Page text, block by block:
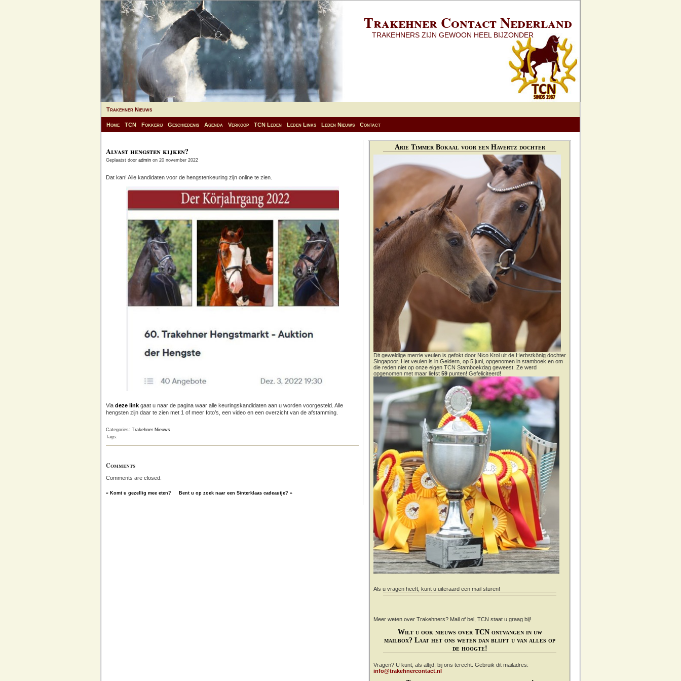
Trakehner Contact Nederland
TRAKEHNERS ZIJN GEWOON HEEL BIJZONDER
Trakehner Nieuws
Home TCN Fokkerij Geschiedenis Agenda Verkoop TCN Leden Leden Links Leden Nieuws Contact
Alvast hengsten kijken?
Geplaatst door admin on 20 november 2022
Dat kan! Alle kandidaten voor de hengstenkeuring zijn online te zien.
Via deze link gaat u naar de pagina waar alle keuringskandidaten aan u worden voorgesteld. Alle
hengsten zijn daar te zien met 1 of meer foto’s, een video en een overzicht van de afstamming.
Categories: Trakehner Nieuws
Tags:
Comments
Comments are closed.
« Komt u gezellig mee eten? Bent u op zoek naar een Sinterklaas cadeautje? »
Arie Timmer Bokaal voor een Havertz dochter
Dit geweldige merrie veulen is gefokt door Nico Krol uit de Herbstkönig dochter
Singapoor. Het veulen is in Geldern, op 5 juni, opgenomen in stamboek en om
die reden niet op onze eigen TCN Stamboekdag geweest. Ze werd
opgenomen met maar liefst 59 punten! Gefeliciteerd!
Als u vragen heeft, kunt u uiteraard een mail sturen!
Meer weten over Trakehners? Mail of bel, TCN staat u graag bij!
Wilt u ook nieuws over TCN ontvangen in uw
mailbox? Laat het ons weten dan blijft u van alles op
de hoogte!
Vragen? U kunt, als altijd, bij ons terecht. Gebruik dit mailadres:
info@trakehnercontact.nl